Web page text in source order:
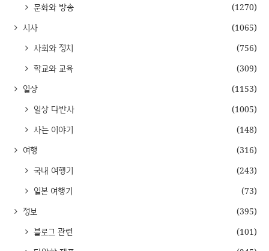
문화와 방송
(1270)
시사
(1065)
사회와 정치
(756)
학교와 교육
(309)
일상
(1153)
일상 다반사
(1005)
사는 이야기
(148)
여행
(316)
국내 여행기
(243)
일본 여행기
(73)
정보
(395)
블로그 관련
(101)